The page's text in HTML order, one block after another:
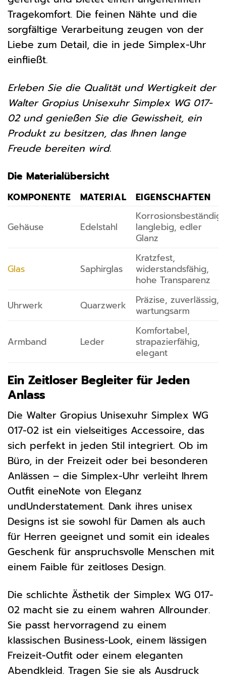
Tragekomfort. Die feinen Nähte und die
sorgfältige Verarbeitung zeugen von der
Liebe zum Detail, die in jede Simplex-Uhr
einfließt.
Erleben Sie die Qualität und Wertigkeit der
Walter Gropius Unisexuhr Simplex WG 017-
02 und genießen Sie die Gewissheit, ein
Produkt zu besitzen, das Ihnen lange
Freude bereiten wird.
Die Materialübersicht
KOMPONENTE MATERIAL EIGENSCHAFTEN
Gehäuse Edelstahl
Korrosionsbeständig,
langlebig, edler
Glanz
Glas Saphirglas
Kratzfest,
widerstandsfähig,
hohe Transparenz
Uhrwerk
Quarzwerk
Präzise, zuverlässig,
wartungsarm
Armband Leder
Komfortabel,
strapazierfähig,
elegant
Ein Zeitloser Begleiter für Jeden
Anlass
Die Walter Gropius Unisexuhr Simplex WG
017-02 ist ein vielseitiges Accessoire, das
sich perfekt in jeden Stil integriert. Ob im
Büro, in der Freizeit oder bei besonderen
Anlässen – die Simplex-Uhr verleiht Ihrem
Outfit eineNote von Eleganz
undUnderstatement. Dank ihres unisex
Designs ist sie sowohl für Damen als auch
für Herren geeignet und somit ein ideales
Geschenk für anspruchsvolle Menschen mit
einem Faible für zeitloses Design.
Die schlichte Ästhetik der Simplex WG 017-
02 macht sie zu einem wahren Allrounder.
Sie passt hervorragend zu einem
klassischen Business-Look, einem lässigen
Freizeit-Outfit oder einem eleganten
Abendkleid. Tragen Sie sie als Ausdruck